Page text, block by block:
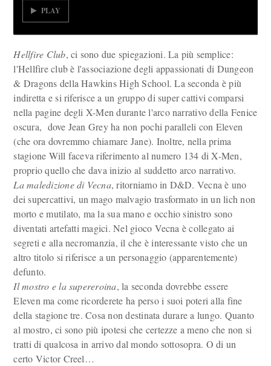
PLAY
Hellfire Club, ci sono due spiegazioni. La più semplice:
l'Hellfire club è l'associazione degli appassionati di Dungeon
& Dragons della Hawkins High School. La seconda è più
indiretta e si riferisce a un gruppo di super cattivi comparsi
nella pagine degli X-Men durante l'arco narrativo della Fenice
oscura, dove Jean Grey ha non pochi paralleli con Eleven
(che ora dovremmo chiamare Jane). Inoltre, nella prima
stagione Will faceva riferimento al numero 134 di X-Men,
proprio quello che dava inizio al suddetto arco narrativo.
La maledizione di Vecna, ritorniamo in D&D. Vecna è uno
dei supercattivi, un mago malvagio trasformato in un lich non
morto e mutilato, ma la sua mano e occhio sinistro sono
diventati artefatti magici. Nel gioco Vecna è collegato ai
segreti e alla necromanzia, il che è interessante visto che un
altro titolo si riferisce a un personaggio (apparentemente)
defunto.
Il mostro e la supereroina, la seconda dovrebbe essere
Eleven ma come ricorderete ha perso i suoi poteri alla fine
della stagione tre. Cosa non destinata durare a lungo. Quanto
al mostro, ci sono più ipotesi che certezze a meno che non si
tratti di qualcosa in arrivo dal mondo sottosopra. O di un
certo Victor Creel…